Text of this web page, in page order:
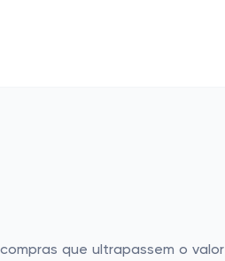
que ultrapassem o valor